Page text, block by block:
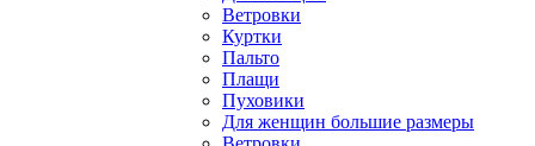
Ветровки
Куртки
Пальто
Плащи
Пуховики
Для женщин большие размеры